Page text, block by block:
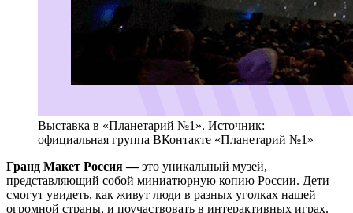
Выставка в «Планетарий №1». Источник:
официальная группа ВКонтакте «Планетарий №1»
Гранд Макет Россия —это уникальный музей,
представляющий собой миниатюрную копию России. Дети
смогут увидеть, как живут люди в разных уголках нашей
огромной страны, и поучаствовать в интерактивных играх.